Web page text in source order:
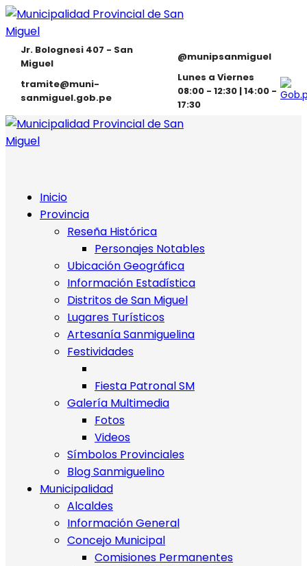
Jr. Bolognesi 407 - San
Miguel
@munipsanmiguel
tramite@muni-
sanmiguel.gob.pe
Lunes a Viernes
08:00 - 12:30 | 14:00 -
17:30
Inicio
Provincia
Reseña Histórica
Personajes Notables
Ubicación Geográfica
Información Estadística
Distritos de San Miguel
Lugares Turísticos
Artesanía Sanmiguelina
Festividades
Fiesta Patronal SM
Galería Multimedia
Fotos
Videos
Símbolos Provinciales
Blog Sanmiguelino
Municipalidad
Alcaldes
Información General
Concejo Municipal
Comisiones Permanentes